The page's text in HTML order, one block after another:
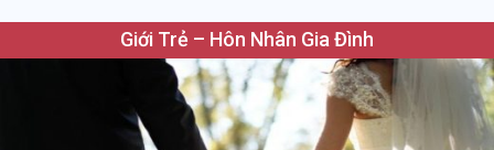
Giới Trẻ – Hôn Nhân Gia Đình